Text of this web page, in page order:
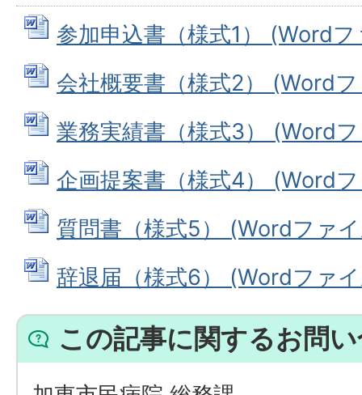
参加申込書（様式1） (Word
会社概要書（様式2） (Word
業務実績書（様式3） (Word
企画提案書（様式4） (Word
質問書（様式5） (Wordファ
辞退届（様式6） (Wordファ
この記事に関するお問